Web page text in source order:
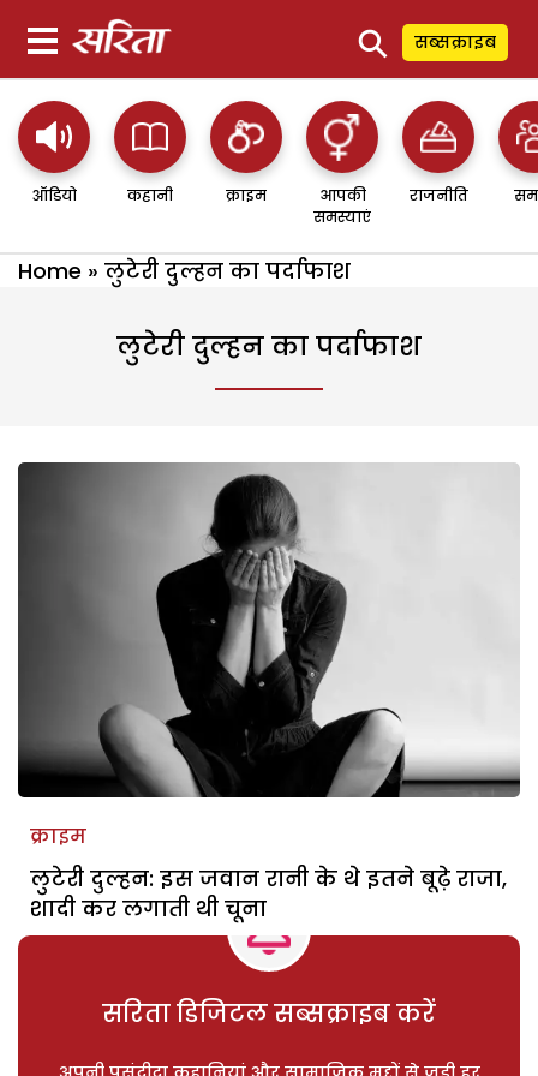
⚲ सब्सक्राइब
ऑडियो कहानी क्राइम
आपकी
समस्याएं
राजनीति
Home » लुटेरी दुल्हन का पर्दाफाश
लुटेरी दुल्हन का पर्दाफाश
क्राइम
लुटेरी दुल्हन: इस जवान रानी के थे इतने बूढ़े राजा,
शादी कर लगाती थी चूना
सरिता डिजिटल सब्सक्राइब करें